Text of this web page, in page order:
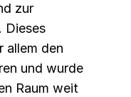
zur
Dieses
allem den
und wurde
Raum weit